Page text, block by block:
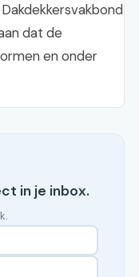
dat de
en onder
in je inbox.